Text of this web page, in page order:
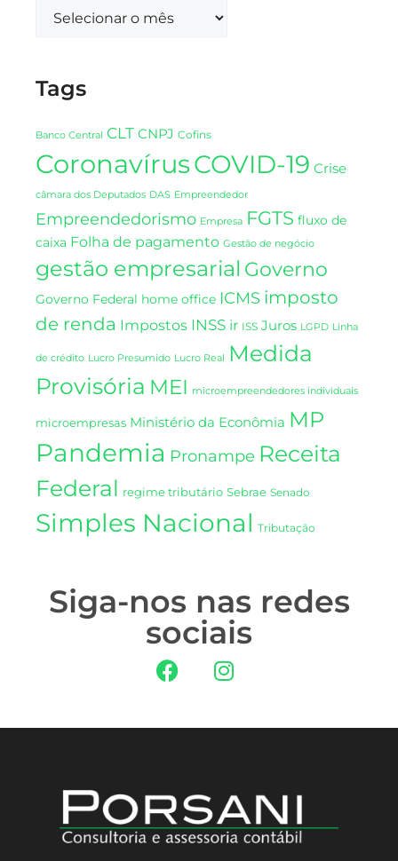
Tags
Banco Central CLT CNPJ Cofins
CoronavírusCOVID-19 Crise
câmara dos Deputados DAS Empreendedor
Empreendedorismo Empresa FGTS fluxo de
caixa Folha de pagamento Gestão de negócio
gestão empresarial Governo
Governo Federal home office ICMS imposto
de renda Impostos INSS ir ISS Juros LGPD Linha
de crédito Lucro Presumido Lucro Real
Medida
Provisória MEI microempreendedores individuais
microempresas Ministério da Econômia MP
Pandemia Pronampe Receita
Federal regime tributário Sebrae Senado
Simples Nacional Tributação
Siga-nos nas redes
sociais